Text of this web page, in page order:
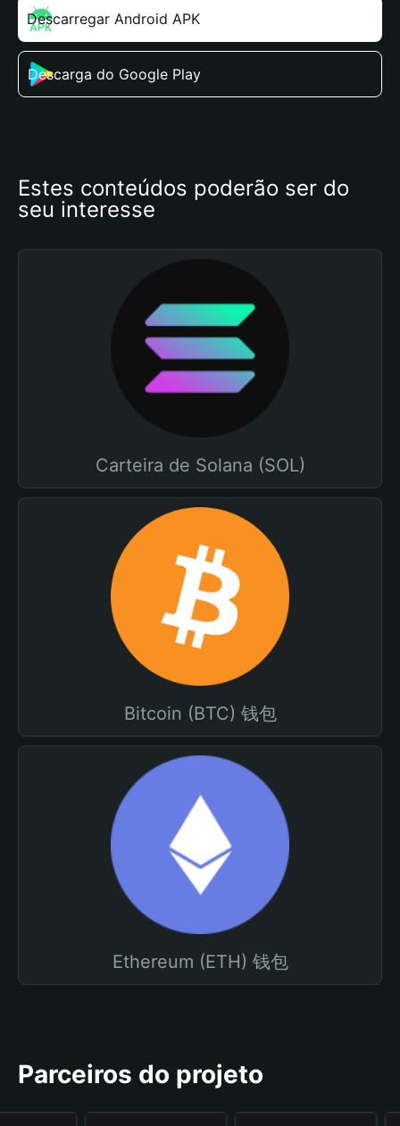
Descarregar Android APK
Descarga do Google Play
Estes conteúdos poderão ser do
seu interesse
Carteira de Solana (SOL)
Bitcoin (BTC) 钱包
Ethereum (ETH) 钱包
Parceiros do projeto